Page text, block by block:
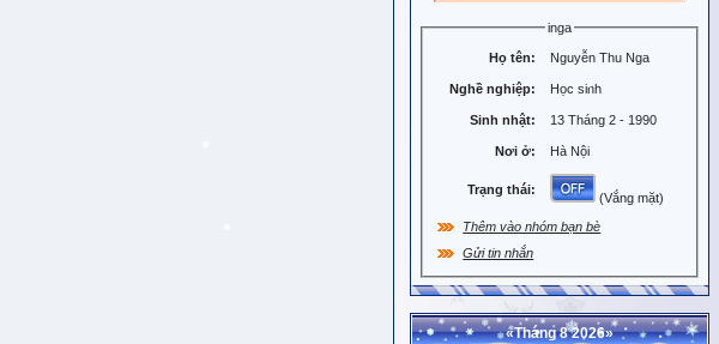
inga
Họ tên: Nguyễn Thu Nga
Nghề nghiệp: Học sinh
Sinh nhật: 13 Tháng 2 - 1990
Nơi ở: Hà Nội
Trạng thái:
(Vắng mặt)
Thêm vào nhóm bạn bè
Gửi tin nhắn
«Tháng 8 2026»